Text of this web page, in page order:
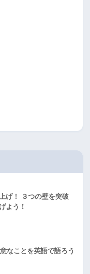
げ！ ３つの壁を突破
よう！
なことを英語で語ろう